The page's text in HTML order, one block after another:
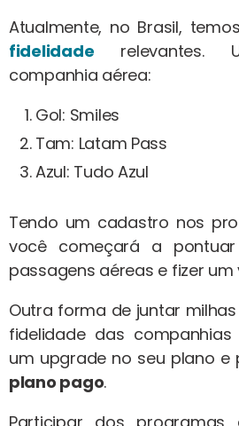
Atualmente, no Brasil, temos
fidelidade relevantes.
companhia aérea:
Gol: Smiles
Tam: Latam Pass
Azul: Tudo Azul
Tendo um cadastro nos
você começará a
passagens aéreas e fizer um
Outra forma de juntar
fidelidade das
um upgrade no seu plano e
plano pago.